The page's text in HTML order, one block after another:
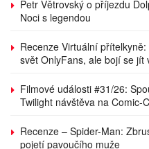
Petr Větrovský o příjezdu
Noci s legendou
Recenze Virtuální
svět OnlyFans, ale bojí se jít
Filmové události #31/26:
Twilight návštěva na Comic-
Recenze – Spider-Man:
pojetí pavoučího muže